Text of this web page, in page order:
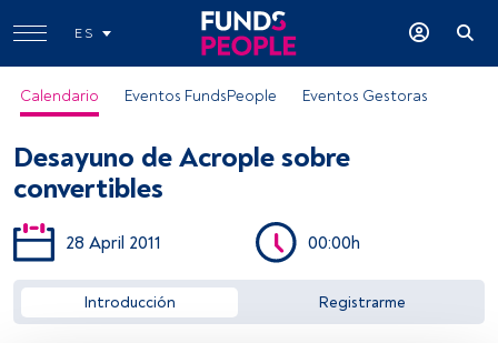
ES
Calendario Eventos FundsPeople Eventos Gestoras
Desayuno de Acrople sobre
convertibles
28 April 2011 00:00h
Introducción Registrarme